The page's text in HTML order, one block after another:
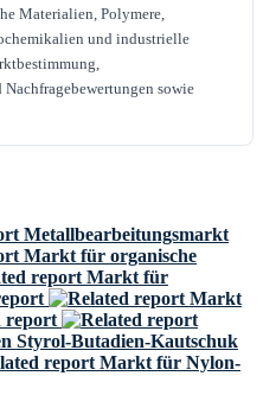
Materialien, Polymere,
und industrielle
sowie
Metallbearbeitungsmarkt
Markt für organische
Markt für
Markt
Styrol-Butadien-Kautschuk
Markt für Nylon-